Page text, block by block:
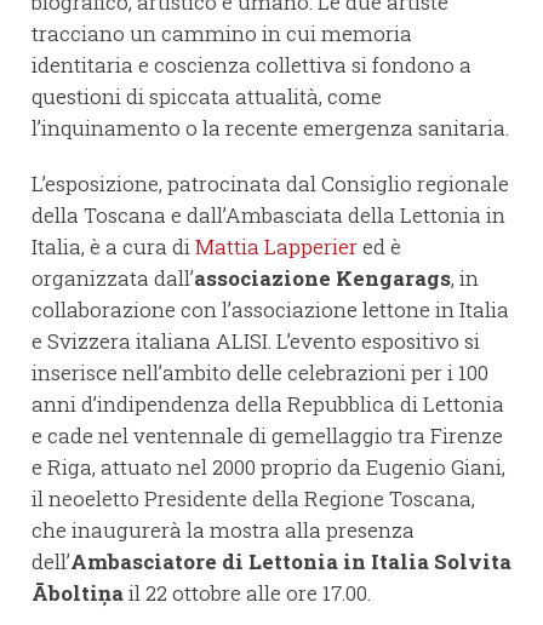
tracciano un cammino in cui memoria
identitaria e coscienza collettiva si fondono a
questioni di spiccata attualità, come
l’inquinamento o la recente emergenza sanitaria.
L’esposizione, patrocinata dal Consiglio regionale
della Toscana e dall’Ambasciata della Lettonia in
Italia, è a cura diMattia Lapperiered è
organizzata dall’associazione Kengarags, in
collaborazione con l’associazione lettone in Italia
e Svizzera italiana ALISI. L’evento espositivo si
inserisce nell’ambito delle celebrazioni per i 100
anni d’indipendenza della Repubblica di Lettonia
e cade nel ventennale di gemellaggio tra Firenze
e Riga, attuato nel 2000 proprio da Eugenio Giani,
il neoeletto Presidente della Regione Toscana,
che inaugurerà la mostra alla presenza
dell’Ambasciatore di Lettonia in Italia Solvita
Āboltiņail 22 ottobre alle ore 17.00.